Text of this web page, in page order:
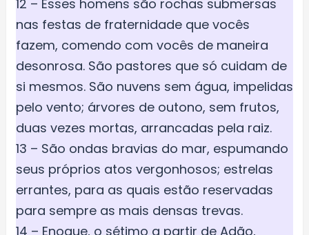
12 – Esses homens são rochas submersas
nas festas de fraternidade que vocês
fazem, comendo com vocês de maneira
desonrosa. São pastores que só cuidam de
si mesmos. São nuvens sem água, impelidas
pelo vento; árvores de outono, sem frutos,
duas vezes mortas, arrancadas pela raiz.
13 – São ondas bravias do mar, espumando
seus próprios atos vergonhosos; estrelas
errantes, para as quais estão reservadas
para sempre as mais densas trevas.
14 – Enoque, o sétimo a partir de Adão,